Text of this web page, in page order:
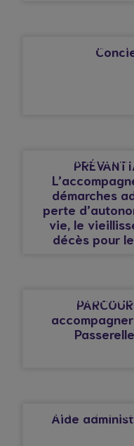
AFFECTION CARDIAQUE
AFFECTION
démarches
perte
vie, le
décès pour
AFFECTION
AFFECTION CARDIAQUE
Aide